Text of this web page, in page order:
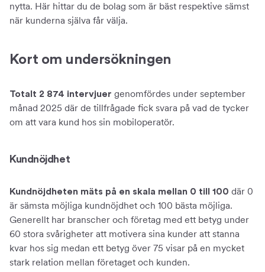
nytta. Här hittar du de bolag som är bäst respektive sämst
när kunderna själva får välja.
Kort om undersökningen
Totalt 2 874 intervjuer genomfördes under september
månad 2025 där de tillfrågade fick svara på vad de tycker
om att vara kund hos sin mobiloperatör.
Kundnöjdhet
Kundnöjdheten mäts på en skala mellan 0 till 100 där 0
är sämsta möjliga kundnöjdhet och 100 bästa möjliga.
Generellt har branscher och företag med ett betyg under
60 stora svårigheter att motivera sina kunder att stanna
kvar hos sig medan ett betyg över 75 visar på en mycket
stark relation mellan företaget och kunden.